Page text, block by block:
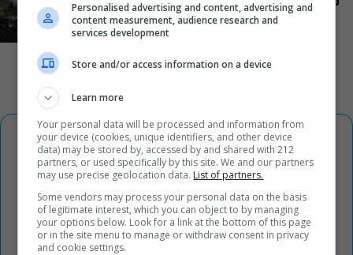
Θέατρο Λυκαβηττού μέχρι τον Οκτώβριο
Personalised advertising and content, advertising and
content measurement, audience research and
services development
Store and/or access information on a device
Learn more
Your personal data will be processed and information from
your device (cookies, unique identifiers, and other device
data) may be stored by, accessed by and shared with 212
partners, or used specifically by this site. We and our partners
may use precise geolocation data. List of partners.
Some vendors may process your personal data on the basis
of legitimate interest, which you can object to by managing
your options below. Look for a link at the bottom of this page
or in the site menu to manage or withdraw consent in privacy
and cookie settings.